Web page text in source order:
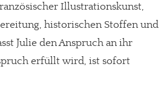
Illustrationskunst,
historischen Stoffen und
Julie den Anspruch an ihr
erfüllt wird, ist sofort